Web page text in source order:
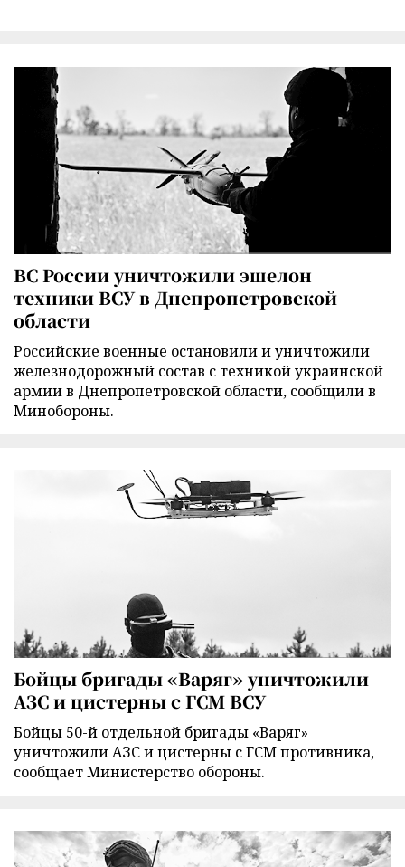
ВС России уничтожили эшелон
техники ВСУ в Днепропетровской
области
Российские военные остановили и уничтожили
железнодорожный состав с техникой украинской
армии в Днепропетровской области, сообщили в
Минобороны.
Бойцы бригады «Варяг» уничтожили
АЗС и цистерны с ГСМ ВСУ
Бойцы 50-й отдельной бригады «Варяг»
уничтожили АЗС и цистерны с ГСМ противника,
сообщает Министерство обороны.